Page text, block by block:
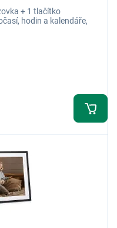
+ 1 tlačítko
hodin a kalendáře,